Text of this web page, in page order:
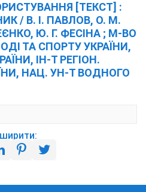
[ТЕКСТ] :
/ В. І. ПАВЛОВ, О. М.
Ю. Г. ФЕСІНА ; М-ВО
ТА СПОРТУ УКРАЇНИ,
ІН-Т РЕГІОН.
НАЦ. УН-Т ВОДНОГО